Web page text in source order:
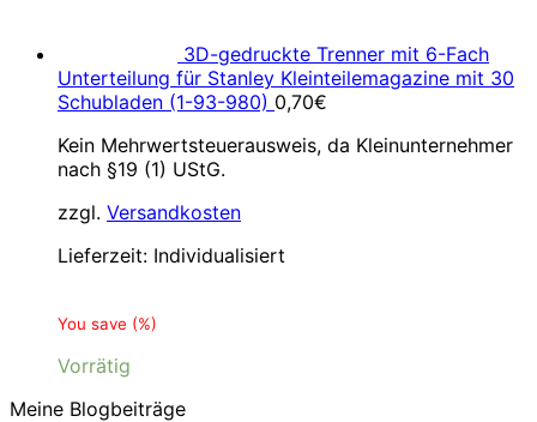
3D-gedruckte Trenner mit 6-Fach
Unterteilung für Stanley Kleinteilemagazine mit 30
Schubladen (1-93-980) 0,70€
Kein Mehrwertsteuerausweis, da Kleinunternehmer
nach §19 (1) UStG.
zzgl. Versandkosten
Lieferzeit: Individualisiert
You save (%)
Vorrätig
Meine Blogbeiträge